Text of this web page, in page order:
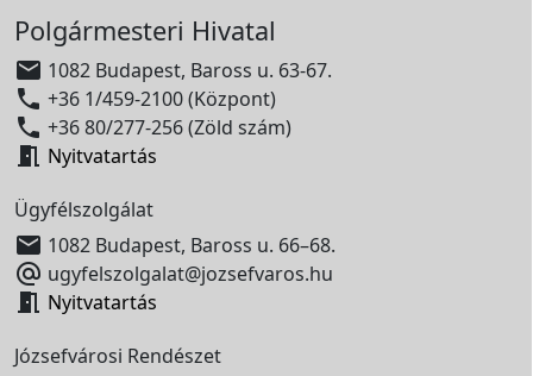
Polgármesteri Hivatal
 1082 Budapest, Baross u. 63-67.
 +36 1/459-2100 (Központ)
 +36 80/277-256 (Zöld szám)
 Nyitvatartás
Ügyfélszolgálat
 1082 Budapest, Baross u. 66–68.
 ugyfelszolgalat@jozsefvaros.hu
 Nyitvatartás
Józsefvárosi Rendészet